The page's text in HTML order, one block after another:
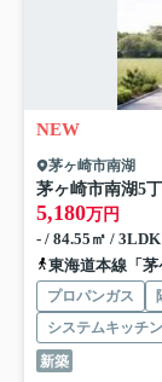
NEW
茅ヶ崎市南湖
茅ヶ崎市南湖5
5,180万円
- / 84.55㎡ /
東海道本線「茅ケ
プロパンガス
システムキッチン
新築